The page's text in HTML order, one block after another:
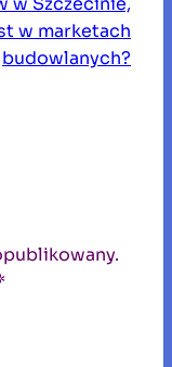
w marketach
budowlanych?